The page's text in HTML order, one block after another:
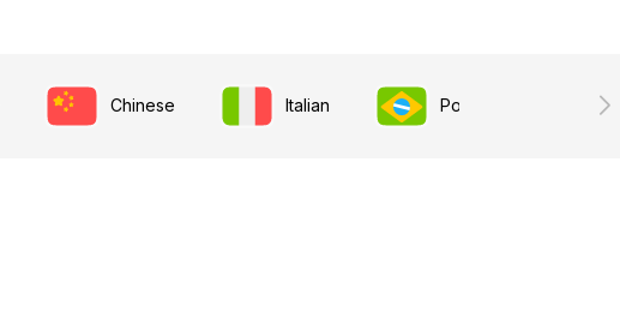
Chinese Italian Portuguese